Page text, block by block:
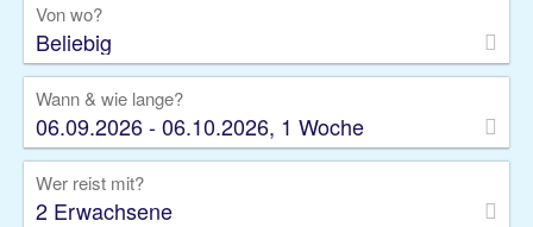
Von wo?
Beliebig
Wann & wie lange?
06.09.2026 - 06.10.2026, 1 Woche
Wer reist mit?
2 Erwachsene